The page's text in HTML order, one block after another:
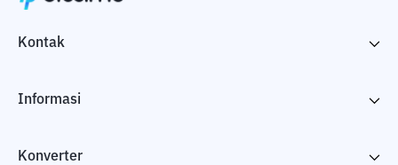
Kontak
Informasi
Konverter